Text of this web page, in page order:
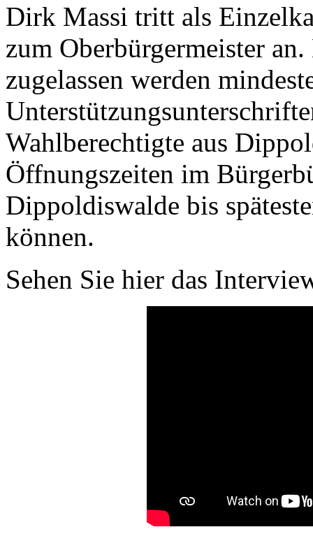
Dirk Massi tritt als
zum Oberbürgermeister
zugelassen werden
Wahlberechtigte aus
Öffnungszeiten im
Dippoldiswalde bis
können.
Sehen Sie hier das